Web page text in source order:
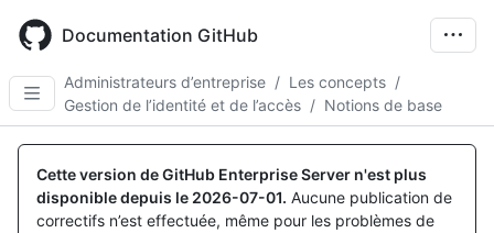
main
content
Documentation GitHub
Administrateurs d’entreprise / Les concepts /
Gestion de l’identité et de l’accès / Notions de base
Cette version de GitHub Enterprise Server n'est plus
disponible depuis le 2026-07-01. Aucune publication de
correctifs n’est effectuée, même pour les problèmes de